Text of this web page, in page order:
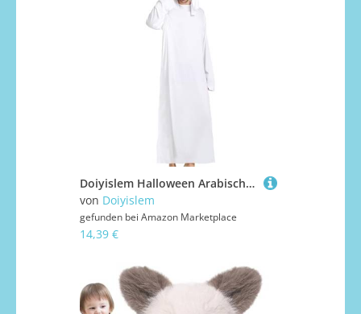
Doiyislem Halloween Arabischer Prinz Kostüm und Kleidung, Halloween Arabischer Prinz Kostüm Gewand und Kopftuch, Verkleidung Wüstenrobe Mit Kopfband Für Bühnenauftritt Kostümfest Maskerade
von Doiyislem
gefunden bei Amazon Marketplace
14,39 €